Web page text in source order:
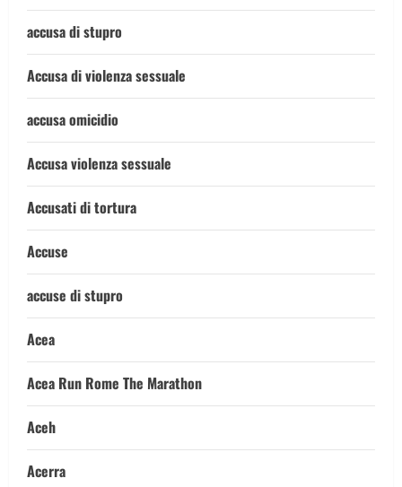
accusa di stupro
Accusa di violenza sessuale
accusa omicidio
Accusa violenza sessuale
Accusati di tortura
Accuse
accuse di stupro
Acea
Acea Run Rome The Marathon
Aceh
Acerra